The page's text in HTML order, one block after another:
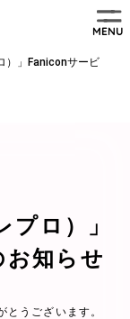
MENU
）」Faniconサービ
ロ）」
知らせ
うございます。